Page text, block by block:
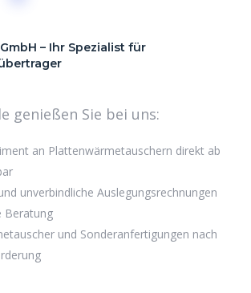
– Ihr Spezialist für
genießen Sie bei uns:
an Plattenwärmetauschern direkt ab
unverbindliche Auslegungsrechnungen
Beratung
und Sonderanfertigungen nach